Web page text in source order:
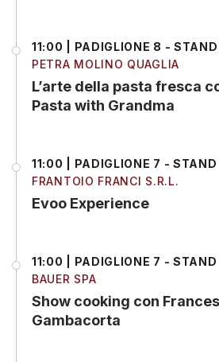
11:00 | PADIGLIONE 8 - STAND
PETRA MOLINO QUAGLIA
L’arte della pasta fresca
Pasta with Grandma
11:00 | PADIGLIONE 7 -
FRANTOIO FRANCI S.R.L.
Evoo Experience
11:00 | PADIGLIONE 7 - STAND
BAUER SPA
Show cooking con
Gambacorta